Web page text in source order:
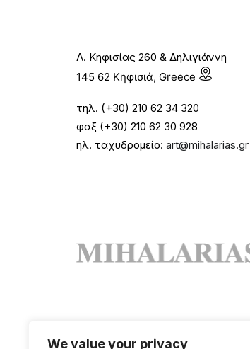
We value your privacy
Λ. Κηφισίας 260 & Δηλιγιάννη
145 62 Κηφισιά, Greece
τηλ. (+30) 210 62 34 320
φαξ (+30) 210 62 30 928
ηλ. ταχυδρομείο: art@mihalarias.gr